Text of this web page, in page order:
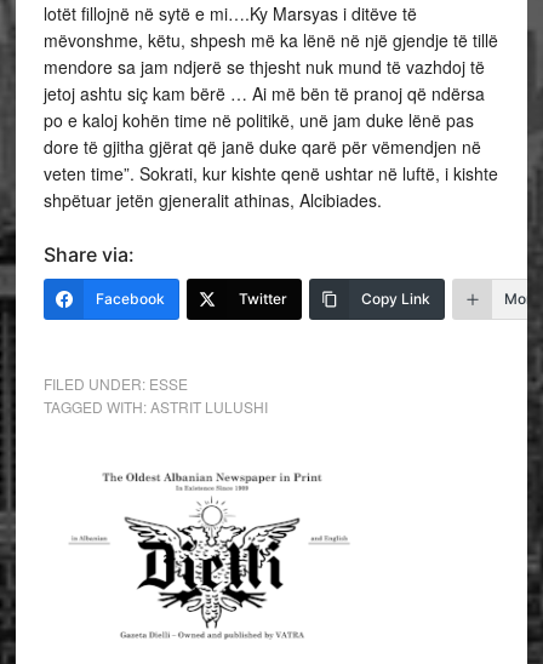
lotët fillojnë në sytë e mi….Ky Marsyas i ditëve të
mëvonshme, këtu, shpesh më ka lënë në një gjendje të tillë
mendore sa jam ndjerë se thjesht nuk mund të vazhdoj të
jetoj ashtu siç kam bërë … Ai më bën të pranoj që ndërsa
po e kaloj kohën time në politikë, unë jam duke lënë pas
dore të gjitha gjërat që janë duke qarë për vëmendjen në
veten time”. Sokrati, kur kishte qenë ushtar në luftë, i kishte
shpëtuar jetën gjeneralit athinas, Alcibiades.
Share via:
Facebook Twitter Copy Link More
FILED UNDER: ESSE
TAGGED WITH:ASTRIT LULUSHI